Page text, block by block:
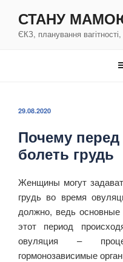
содержимому
СТАНУ
ЄКЗ, планування
ОПУБЛИКОВАНО
29.08.2020
Почему
болеть грудь
Женщины могут
грудь во время
должно, ведь основные
этот период
овуляция –
гормонозависимые